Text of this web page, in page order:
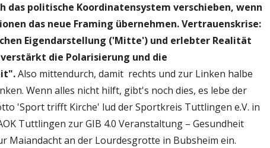
das politische Koordinatensystem verschieben, wenn
das neue Framing übernehmen.Vertrauenskrise:
Eigendarstellung ('Mitte') und erlebter Realität
die Polarisierung und die
Also mittendurch, damit rechts und zur Linken halbe
Wenn alles nicht hilft, gibt's noch dies, es lebe der
'Sport trifft Kirche' lud der Sportkreis Tuttlingen e.V. in
Tuttlingen zur GIB 4.0 Veranstaltung – Gesundheit
Maiandacht an der Lourdesgrotte in Bubsheim ein.